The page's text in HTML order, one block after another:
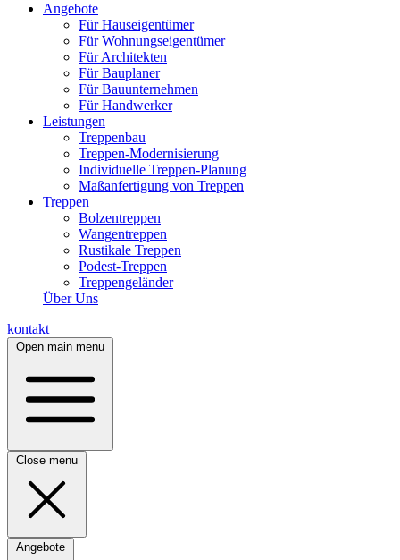
Angebote
Für Hauseigentümer
Für Wohnungseigentümer
Für Architekten
Für Bauplaner
Für Bauunternehmen
Für Handwerker
Leistungen
Treppenbau
Treppen-Modernisierung
Individuelle Treppen-Planung
Maßanfertigung von Treppen
Treppen
Bolzentreppen
Wangentreppen
Rustikale Treppen
Podest-Treppen
Treppengeländer
Über Uns
kontakt
Open main menu
Close menu
Angebote